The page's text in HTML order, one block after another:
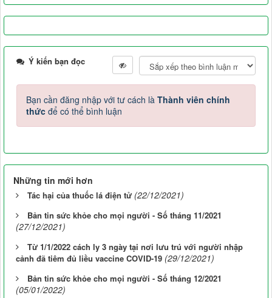
Ý kiến bạn đọc
Bạn cần đăng nhập với tư cách là Thành viên chính
thức để có thể bình luận
Những tin mới hơn
Tác hại của thuốc lá điện tử (22/12/2021)
Bản tin sức khỏe cho mọi người - Số tháng 11/2021
(27/12/2021)
Từ 1/1/2022 cách ly 3 ngày tại nơi lưu trú với người nhập
cảnh đã tiêm đủ liều vaccine COVID-19 (29/12/2021)
Bản tin sức khỏe cho mọi người - Số tháng 12/2021
(05/01/2022)